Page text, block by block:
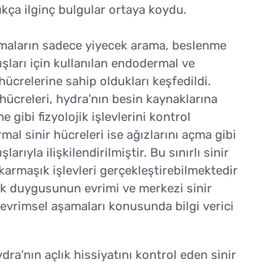
ilginç bulgular ortaya koydu.
sadece yiyecek arama, beslenme
için kullanılan endodermal ve
sahip oldukları keşfedildi.
hydra'nın besin kaynaklarına
gibi fizyolojik işlevlerini kontrol
sinir hücreleri ise ağızlarını açma gibi
ilişkilendirilmiştir. Bu sınırlı sinir
işlevleri gerçekleştirebilmektedir
duygusunun evrimi ve merkezi sinir
aşamaları konusunda bilgi verici
açlık hissiyatını kontrol eden sinir